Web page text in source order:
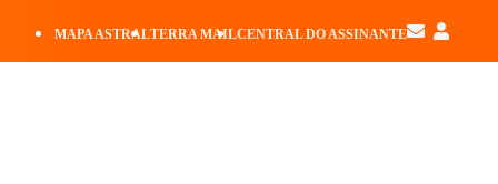
MAPA ASTRALTERRA MAILCENTRAL DO ASSINANTE